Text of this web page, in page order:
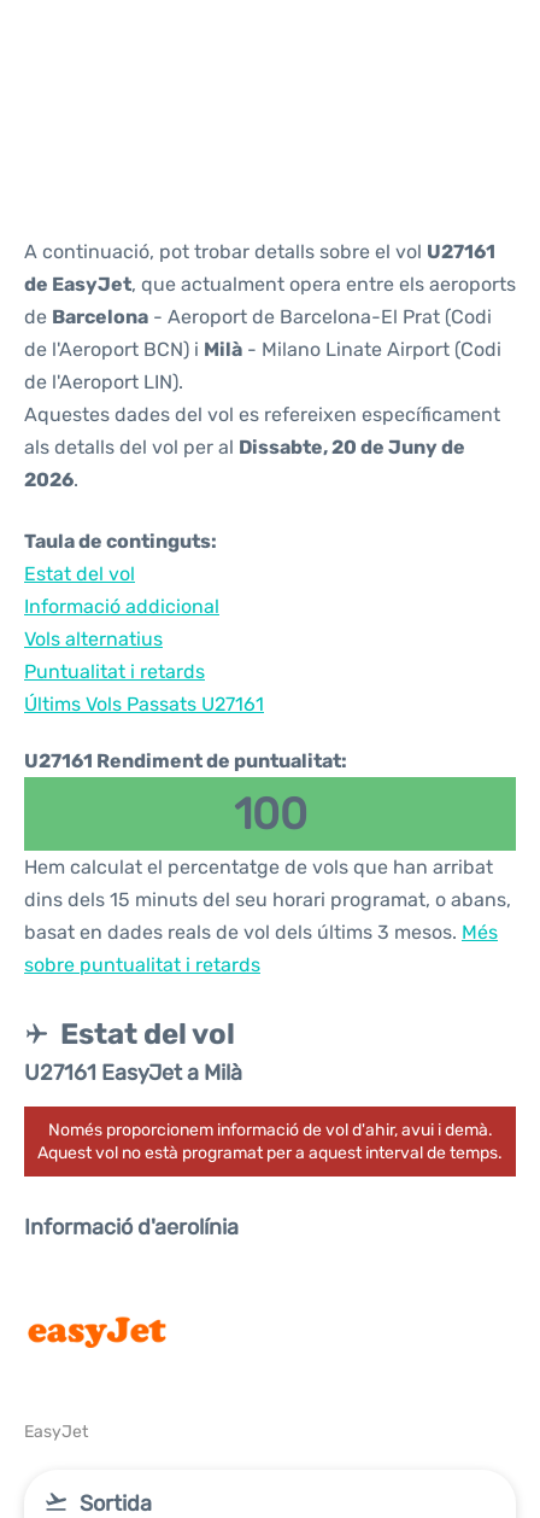
A continuació, pot trobar detalls sobre el vol U27161
de EasyJet, que actualment opera entre els aeroports
de Barcelona - Aeroport de Barcelona-El Prat (Codi
de l'Aeroport BCN) i Milà - Milano Linate Airport (Codi
de l'Aeroport LIN).
Aquestes dades del vol es refereixen específicament
als detalls del vol per al Dissabte, 20 de Juny de
2026.
Taula de continguts:
Estat del vol
Informació addicional
Vols alternatius
Puntualitat i retards
Últims Vols Passats U27161
U27161 Rendiment de puntualitat:
100
Hem calculat el percentatge de vols que han arribat
dins dels 15 minuts del seu horari programat, o abans,
basat en dades reals de vol dels últims 3 mesos. Més
sobre puntualitat i retards
Estat del vol
U27161 EasyJet a Milà
Només proporcionem informació de vol d'ahir, avui i demà.
Aquest vol no està programat per a aquest interval de temps.
Informació d'aerolínia
EasyJet
Sortida